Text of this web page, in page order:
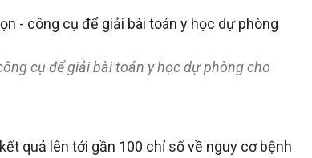
cụ để giải bài toán y học dự phòng cho
quả lên tới gần 100 chỉ số về nguy cơ bệnh